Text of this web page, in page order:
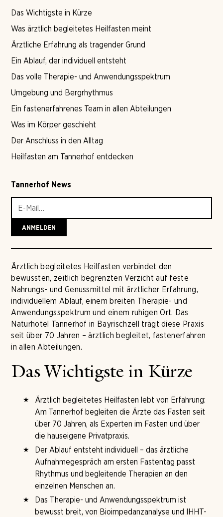
Das Wichtigste in Kürze
Was ärztlich begleitetes Heilfasten meint
Ärztliche Erfahrung als tragender Grund
Ein Ablauf, der individuell entsteht
Das volle Therapie- und Anwendungsspektrum
Umgebung und Bergrhythmus
Ein fastenerfahrenes Team in allen Abteilungen
Was im Körper geschieht
Der Anschluss in den Alltag
Heilfasten am Tannerhof entdecken
Tannerhof News
Ärztlich begleitetes Heilfasten verbindet den
bewussten, zeitlich begrenzten Verzicht auf feste
Nahrungs- und Genussmittel mit ärztlicher Erfahrung,
individuellem Ablauf, einem breiten Therapie- und
Anwendungsspektrum und einem ruhigen Ort. Das
Naturhotel Tannerhof in Bayrischzell trägt diese Praxis
seit über 70 Jahren – ärztlich begleitet, fastenerfahren
in allen Abteilungen.
Das Wichtigste in Kürze
Ärztlich begleitetes Heilfasten lebt von Erfahrung:
Am Tannerhof begleiten die Ärzte das Fasten seit
über 70 Jahren, als Experten im Fasten und über
die hauseigene Privatpraxis.
Der Ablauf entsteht individuell – das ärztliche
Aufnahmegespräch am ersten Fastentag passt
Rhythmus und begleitende Therapien an den
einzelnen Menschen an.
Das Therapie- und Anwendungsspektrum ist
bewusst breit, von Bioimpedanzanalyse und IHHT-